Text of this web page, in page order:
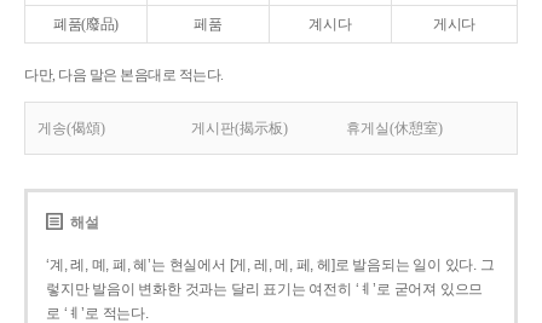
폐품(廢品) 페품 계시다 게시다
다만, 다음 말은 본음대로 적는다.
게송(偈頌) 게시판(揭示板) 휴게실(休憩室)
해설
‘계, 례, 몌, 폐, 혜’는 현실에서 [게, 레, 메, 페, 헤]로 발음되는 일이 있다. 그
렇지만 발음이 변화한 것과는 달리 표기는 여전히 ‘ㅖ’로 굳어져 있으므
로 ‘ㅖ’로 적는다.